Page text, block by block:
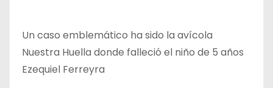
Un caso emblemático ha sido la avícola
Nuestra Huella donde falleció el niño de 5 años
Ezequiel Ferreyra